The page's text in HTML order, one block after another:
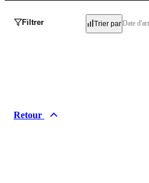
Filtrer Trier parDate
Retour